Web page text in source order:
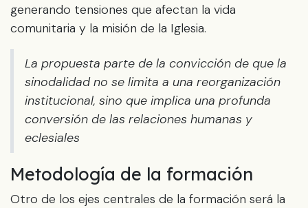
generando tensiones que afectan la vida
comunitaria y la misión de la Iglesia.
La propuesta parte de la convicción de que la
sinodalidad no se limita a una reorganización
institucional, sino que implica una profunda
conversión de las relaciones humanas y
eclesiales
Metodología de la formación
Otro de los ejes centrales de la formación será la